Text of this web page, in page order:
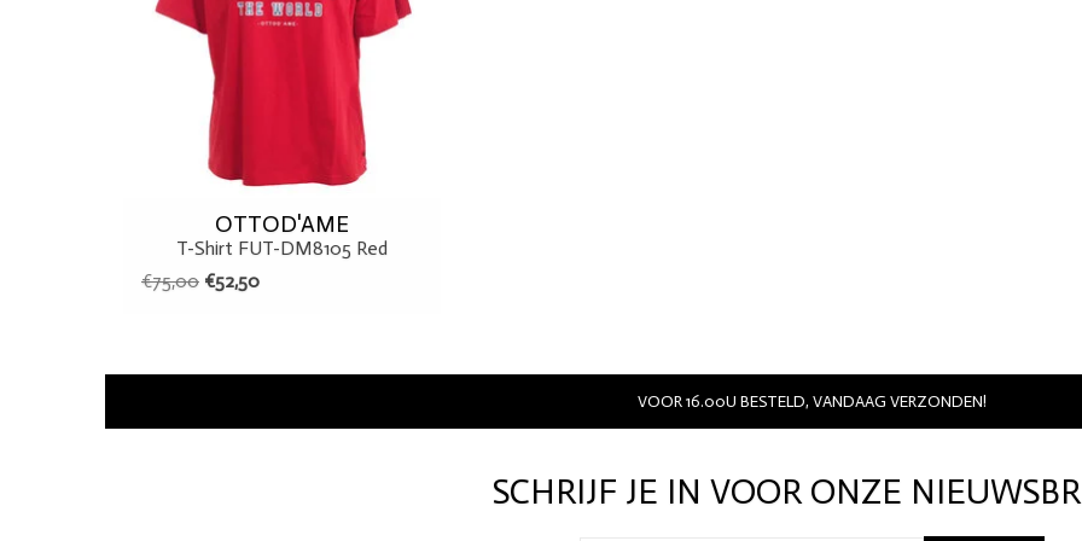
OTTOD'AME
T-Shirt FUT-DM8105 Red
€75,00 €52,50
VOOR 16.00U BESTELD, VANDAAG VERZONDEN!
SCHRIJF JE IN VOOR ONZE